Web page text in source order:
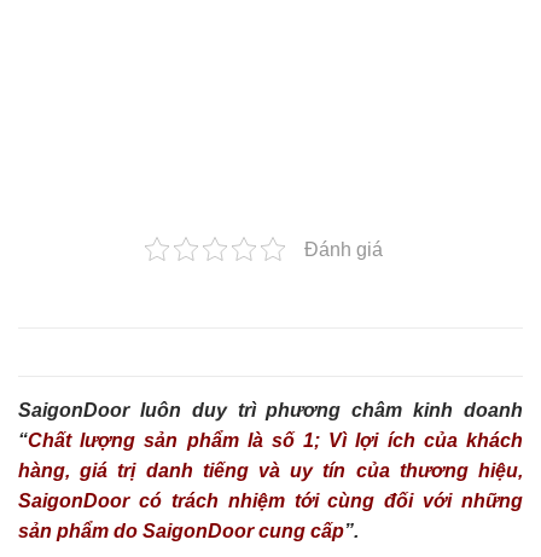
Đánh giá
SaigonDoor luôn duy trì phương châm kinh doanh
“Chất lượng sản phẩm là số 1; Vì lợi ích của khách
hàng, giá trị danh tiếng và uy tín của thương hiệu,
SaigonDoor có trách nhiệm tới cùng đối với những
sản phẩm do SaigonDoor cung cấp”.